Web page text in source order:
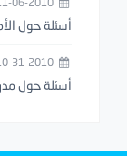
أسئلة حول
أسئلة حول